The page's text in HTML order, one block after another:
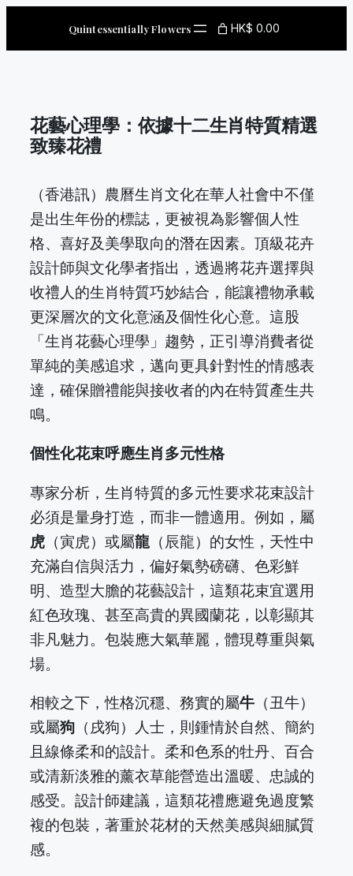
content
Quintessentially Flowers HK$ 0.00
花藝心理學：依據十二生肖特質精選
致臻花禮
（香港訊）農曆生肖文化在華人社會中不僅
是出生年份的標誌，更被視為影響個人性
格、喜好及美學取向的潛在因素。頂級花卉
設計師與文化學者指出，透過將花卉選擇與
收禮人的生肖特質巧妙結合，能讓禮物承載
更深層次的文化意涵及個性化心意。這股
「生肖花藝心理學」趨勢，正引導消費者從
單純的美感追求，邁向更具針對性的情感表
達，確保贈禮能與接收者的內在特質產生共
鳴。
個性化花束呼應生肖多元性格
專家分析，生肖特質的多元性要求花束設計
必須是量身打造，而非一體適用。例如，屬
虎 （寅虎）或屬龍 （辰龍）的女性，天性中
充滿自信與活力，偏好氣勢磅礴、色彩鮮
明、造型大膽的花藝設計，這類花束宜選用
紅色玫瑰、甚至高貴的異國蘭花，以彰顯其
非凡魅力。包裝應大氣華麗，體現尊重與氣
場。
相較之下，性格沉穩、務實的屬牛 （丑牛）
或屬狗 （戌狗）人士，則鍾情於自然、簡約
且線條柔和的設計。柔和色系的牡丹、百合
或清新淡雅的薰衣草能營造出溫暖、忠誠的
感受。設計師建議，這類花禮應避免過度繁
複的包裝，著重於花材的天然美感與細膩質
感。